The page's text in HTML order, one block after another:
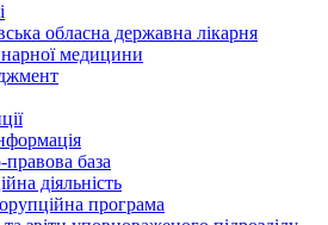
обласна державна лікарня
медицини
база
діяльність
програма